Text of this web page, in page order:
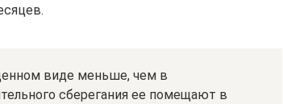
виде меньше, чем в
сберегания ее помещают в